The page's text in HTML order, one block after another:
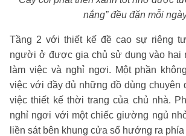
nắng” đều đặn mỗi
Tầng 2 với thiết kế đề cao sự riêng
người ở được gia chủ sử dụng vào hai
làm việc và nghỉ ngơi. Một phần
việc với đầy đủ những đồ dùng chuyên
việc thiết kế thời trang của chủ nhà.
nghỉ ngơi với một chiếc giường ngủ
liền sát bên khung cửa sổ hướng ra